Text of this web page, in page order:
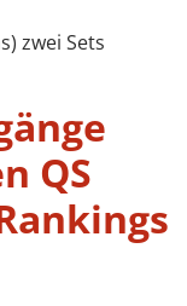
zwei Sets
QS